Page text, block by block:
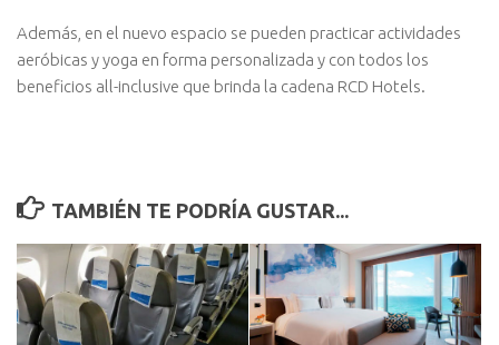
Además, en el nuevo espacio se pueden practicar actividades
aeróbicas y yoga en forma personalizada y con todos los
beneficios all-inclusive que brinda la cadena RCD Hotels.
TAMBIÉN TE PODRÍA GUSTAR...